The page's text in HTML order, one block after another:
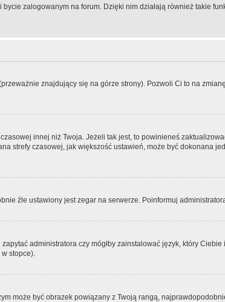
zalogowanym na forum. Dzięki nim działają również takie
znajdujący się na górze strony). Pozwoli Ci to na
innej niż Twoja. Jeżeli tak jest, to powinieneś
strefy czasowej, jak większość ustawień, może być dokonana
źle ustawiony jest zegar na serwerze. Poinformuj
administratora czy mógłby zainstalować język, który
stopce).
może być obrazek powiązany z Twoją rangą,